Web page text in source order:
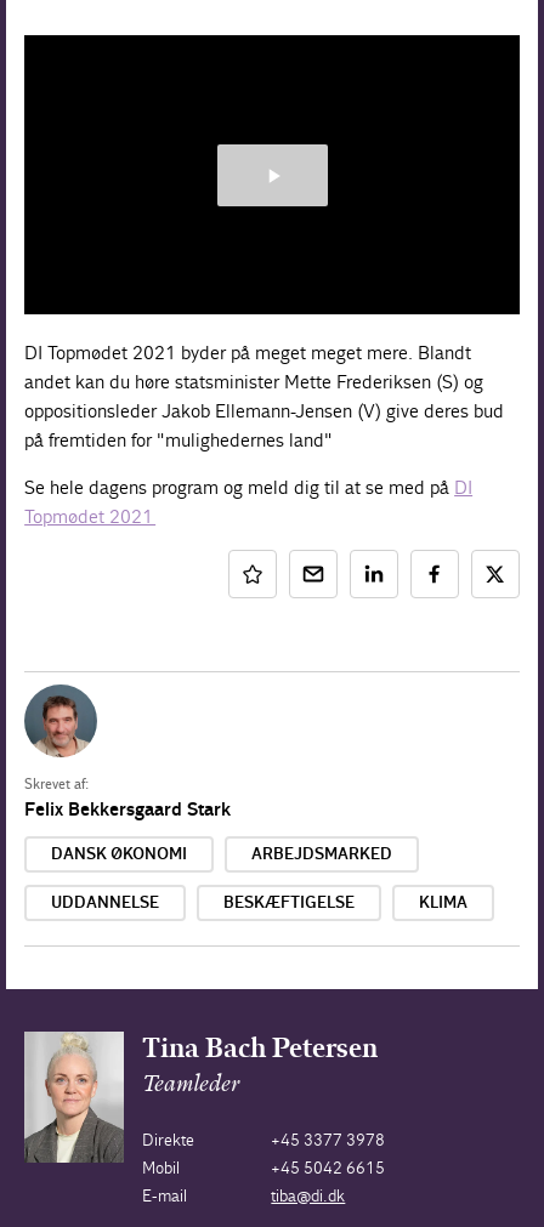
DI Topmødet 2021 byder på meget meget mere. Blandt
andet kan du høre statsminister Mette Frederiksen (S) og
oppositionsleder Jakob Ellemann-Jensen (V) give deres bud
på fremtiden for "mulighedernes land"
Se hele dagens program og meld dig til at se med på DI
Topmødet 2021
Skrevet af:
Felix Bekkersgaard Stark
DANSK ØKONOMI ARBEJDSMARKED
UDDANNELSE BESKÆFTIGELSE KLIMA
Tina Bach Petersen
Teamleder
Direkte
+45 3377 3978
Mobil
+45 5042 6615
E-mail
tiba@di.dk